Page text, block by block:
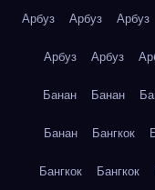
Арбуз Арбуз Арбуз
Арбуз Арбуз
Банан Банан
Банан Бангкок
Бангкок Бангкок